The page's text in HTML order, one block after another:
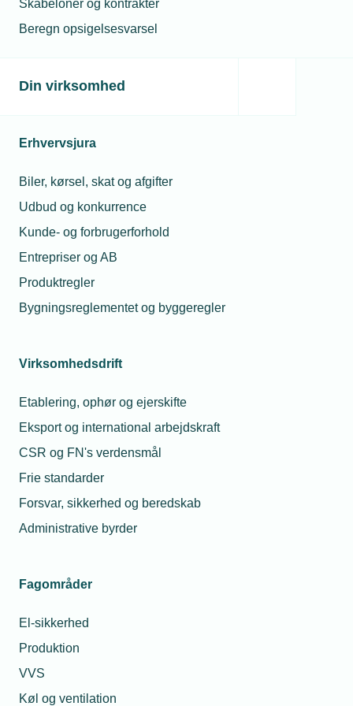
Skabeloner og kontrakter
Beregn opsigelsesvarsel
Din virksomhed
Erhvervsjura
Biler, kørsel, skat og afgifter
Udbud og konkurrence
Kunde- og forbrugerforhold
Entrepriser og AB
Produktregler
Bygningsreglementet og byggeregler
Virksomhedsdrift
Etablering, ophør og ejerskifte
Eksport og international arbejdskraft
CSR og FN's verdensmål
Frie standarder
Forsvar, sikkerhed og beredskab
Administrative byrder
Fagområder
El-sikkerhed
Produktion
VVS
Køl og ventilation
tekniq@tekniq.dk
Har du
Per Reinholdt
Teknisk
konsulent - El
E-mail:
pre@tekniq.dk
Kontingent
SIKRING afholder 3-4 årlige
aktiviteter.